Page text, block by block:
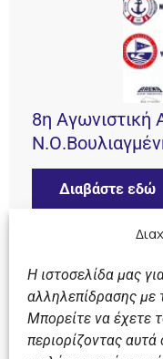
Η ιστοσελίδα μας
αλληλεπίδρασης με
Μπορείτε να έχετε
περιορίζοντας
8η Αγωνιστική
9
Διαβάστε εδώ